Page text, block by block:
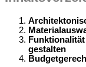
gestalten